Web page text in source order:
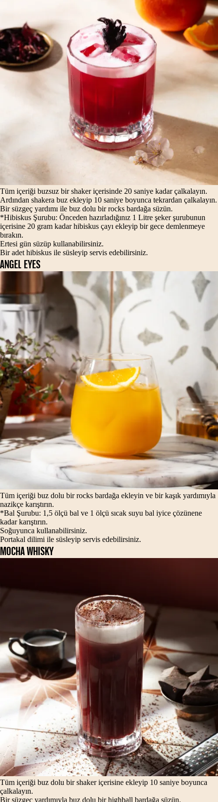
Tüm içeriği buzsuz bir shaker içerisinde 20 saniye kadar çalkalayın.
Ardından shakera buz ekleyip 10 saniye boyunca tekrardan çalkalayın.
Bir süzgeç yardımı ile buz dolu bir rocks bardağa süzün.
*Hibiskus Şurubu: Önceden hazırladığınız 1 Litre şeker şurubunun
içerisine 20 gram kadar hibiskus çayı ekleyip bir gece demlenmeye
bırakın.
Ertesi gün süzüp kullanabilirsiniz.
Bir adet hibiskus ile süsleyip servis edebilirsiniz.
ANGEL EYES
Tüm içeriği buz dolu bir rocks bardağa ekleyin ve bir kaşık yardımıyla
nazikçe karıştırın.
*Bal Şurubu: 1,5 ölçü bal ve 1 ölçü sıcak suyu bal iyice çözünene
kadar karıştırın.
Soğuyunca kullanabilirsiniz.
Portakal dilimi ile süsleyip servis edebilirsiniz.
MOCHA WHISKY
Tüm içeriği buz dolu bir shaker içerisine ekleyip 10 saniye boyunca
çalkalayın.
Bir süzgeç yardımıyla buz dolu bir highball bardağa süzün.